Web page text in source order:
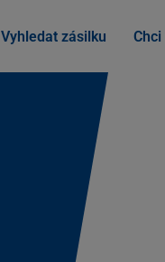
Vyhledat zásilku